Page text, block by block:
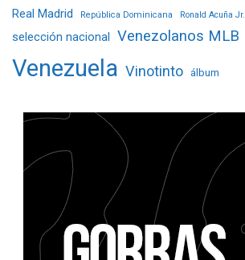
Real Madrid República Dominicana Ronald Acuña Jr.
selección nacional Venezolanos MLB
Venezuela Vinotinto álbum